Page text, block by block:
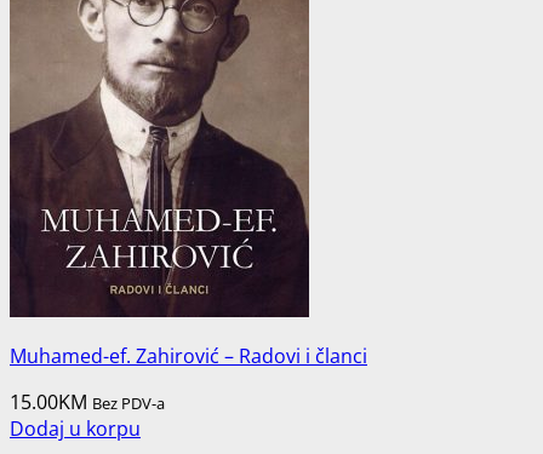
Muhamed-ef. Zahirović – Radovi i članci
15.00KM Bez PDV-a
Dodaj u korpu